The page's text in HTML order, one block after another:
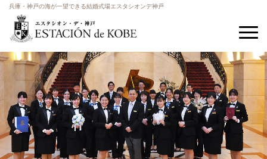
兵庫・神戸の海が一望できる結婚式場エスタシオンデ神戸